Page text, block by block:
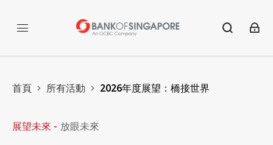
首頁 所有活動 2026年度展望：橋接世界
展望未來 - 放眼未來